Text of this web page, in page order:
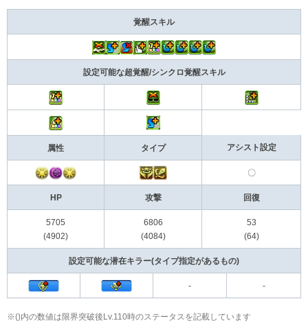
覚醒スキル
設定可能な超覚醒/シンクロ覚醒スキル
属性 タイプ アシスト設定
〇
HP 攻撃 回復
5705
(4902)
6806
(4084)
53
(64)
設定可能な潜在キラー(タイプ指定があるもの)
- -
※()内の数値は限界突破後Lv.110時のステータスを記載しています